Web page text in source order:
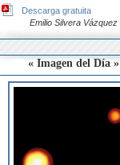
Descarga gratuita
Silvera Vázquez
« Imagen del Día »